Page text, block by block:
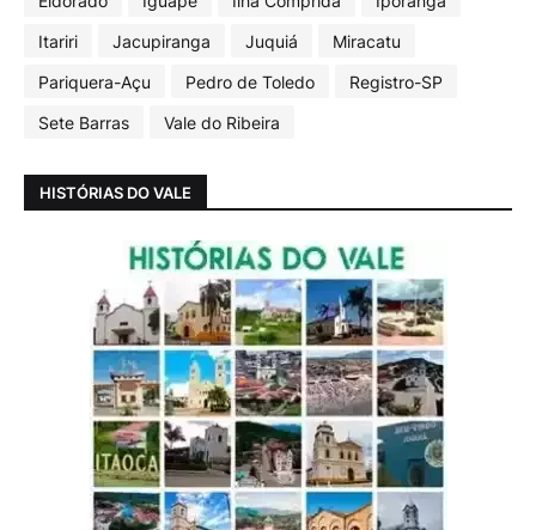
Itariri
Jacupiranga Juquiá
Miracatu
Pariquera-Açu
Pedro de Toledo
Registro-SP
Sete Barras
Vale do Ribeira
HISTÓRIAS DO VALE